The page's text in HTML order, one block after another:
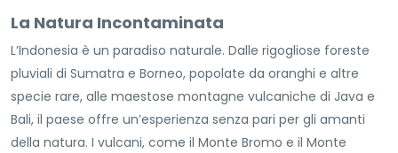
La Natura Incontaminata
L’Indonesia è un paradiso naturale. Dalle rigogliose foreste
pluviali di Sumatra e Borneo, popolate da oranghi e altre
specie rare, alle maestose montagne vulcaniche di Java e
Bali, il paese offre un’esperienza senza pari per gli amanti
della natura. I vulcani, come il Monte Bromo e il Monte